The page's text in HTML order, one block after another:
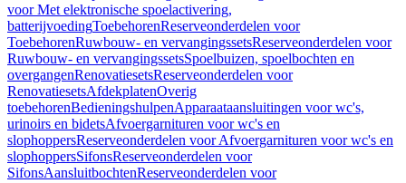
voor Met elektronische spoelactivering,
batterijvoedingToebehorenReserveonderdelen voor
ToebehorenRuwbouw- en vervangingssetsReserveonderdelen voor
Ruwbouw- en vervangingssetsSpoelbuizen, spoelbochten en
overgangenRenovatiesetsReserveonderdelen voor
RenovatiesetsAfdekplatenOverig
toebehorenBedieningshulpenApparaataansluitingen voor wc's,
urinoirs en bidetsAfvoergarnituren voor wc's en
slophoppersReserveonderdelen voor Afvoergarnituren voor wc's en
slophoppersSifonsReserveonderdelen voor
SifonsAansluitbochtenReserveonderdelen voor